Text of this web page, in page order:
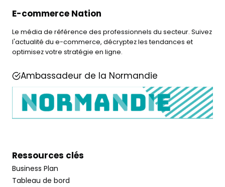
E-commerce Nation
Le média de référence des professionnels du secteur. Suivez
l'actualité du e-commerce, décryptez les tendances et
optimisez votre stratégie en ligne.
Ambassadeur de la Normandie
Ressources clés
Business Plan
Tableau de bord